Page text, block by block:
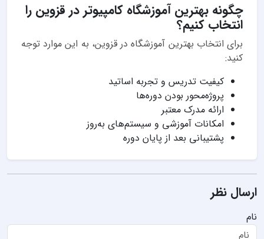
چگونه بهترین آموزشگاه کامپیوتر در قزوین را
انتخاب کنیم؟
برای انتخاب بهترین آموزشگاه در قزوین، به این موارد توجه
کنید:
کیفیت تدریس و تجربه اساتید
پروژه‌محور بودن دوره‌ها
ارائه مدرک معتبر
امکانات آموزشی و سیستم‌های به‌روز
پشتیبانی بعد از پایان دوره
ارسال نظر
نام